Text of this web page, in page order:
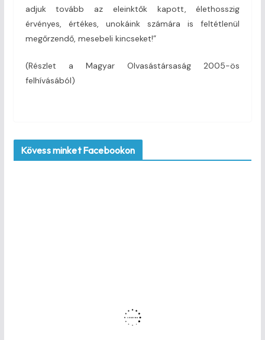
adjuk tovább az eleinktők kapott, élethosszig
érvényes, értékes, unokáink számára is feltétlenül
megőrzendő, mesebeli kincseket!”
(Részlet a Magyar Olvasástársaság 2005-ös
felhívásából)
Kövess minket Facebookon